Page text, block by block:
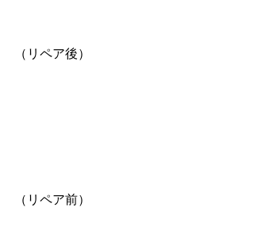
（リペア後）
（リペア前）